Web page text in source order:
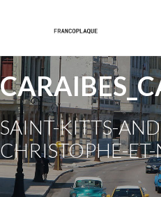
SAINT-KITTS-
CHRISTOPHE-